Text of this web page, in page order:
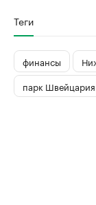
Теги
финансы
парк Швейцария